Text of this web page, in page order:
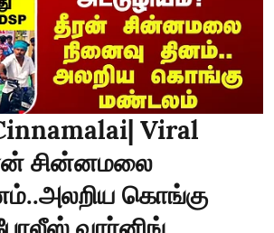
Viral
சின்னமலை
கொங்கு